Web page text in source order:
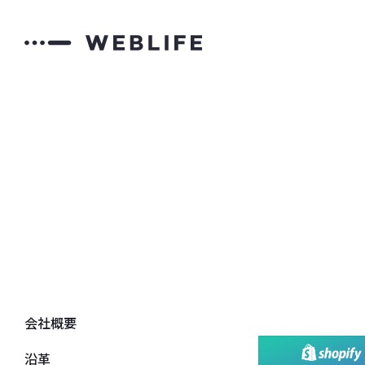
会社概要
沿革